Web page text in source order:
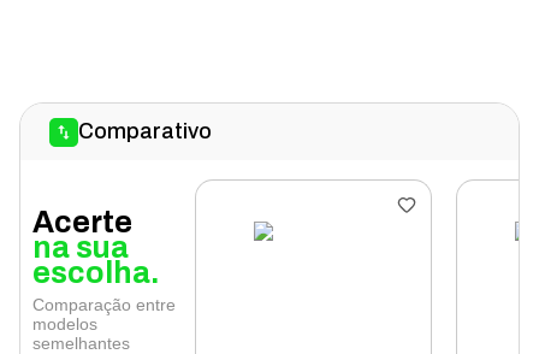
Comparativo
Acerte
na sua
escolha.
Comparação entre
modelos
semelhantes